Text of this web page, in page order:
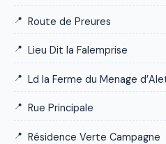
Route de Preures
Lieu Dit la Falemprise
Ld la Ferme du Menage
Rue Principale
Résidence Verte Campagne